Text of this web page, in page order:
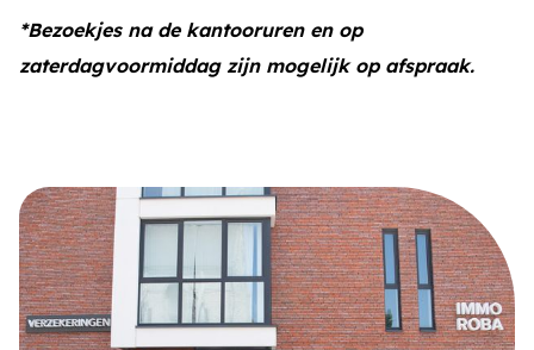
*Bezoekjes na de kantooruren en op
zaterdagvoormiddag zijn mogelijk op afspraak.